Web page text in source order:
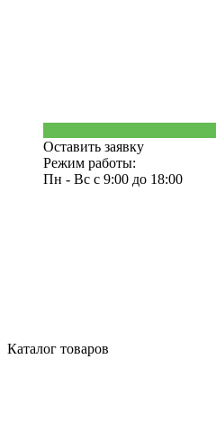
Оставить заявку
Режим работы:
Пн - Вс с 9:00 до 18:00
Каталог товаров